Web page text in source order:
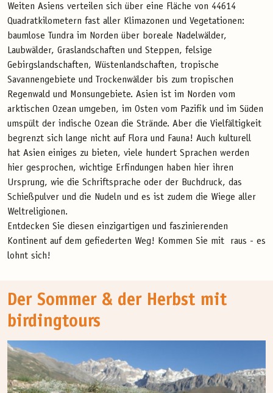
Weiten Asiens verteilen sich über eine Fläche von 44614
Quadratkilometern fast aller Klimazonen und Vegetationen:
baumlose Tundra im Norden über boreale Nadelwälder,
Laubwälder, Graslandschaften und Steppen, felsige
Gebirgslandschaften, Wüstenlandschaften, tropische
Savannengebiete und Trockenwälder bis zum tropischen
Regenwald und Monsungebiete. Asien ist im Norden vom
arktischen Ozean umgeben, im Osten vom Pazifik und im Süden
umspült der indische Ozean die Strände. Aber die Vielfältigkeit
begrenzt sich lange nicht auf Flora und Fauna! Auch kulturell
hat Asien einiges zu bieten, viele hundert Sprachen werden
hier gesprochen, wichtige Erfindungen haben hier ihren
Ursprung, wie die Schriftsprache oder der Buchdruck, das
Schießpulver und die Nudeln und es ist zudem die Wiege aller
Weltreligionen.
Entdecken Sie diesen einzigartigen und faszinierenden
Kontinent auf dem gefiederten Weg! Kommen Sie mit raus - es
lohnt sich!
Der Sommer & der Herbst mit
birdingtours